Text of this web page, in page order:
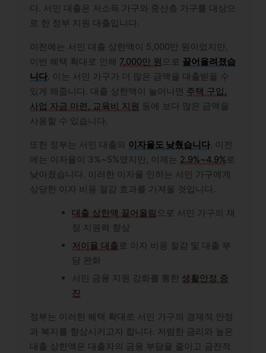
다. 서민 대출은 저소득 가구와 중산층 가구를 대상으
로 한 정부 지원 대출입니다.
이전에는 서민 대출 상한액이 5,000만 원이었지만,
이번 혜택 확대로 인해 7,000만 원 으로 끌어올려졌습
니다. 이는 서민 가구가 더 많은 금액을 대출받을 수
있게 해줍니다. 대출 상한액이 늘어나면 주택 구입,
사업 자금 마련, 교육비 지원 등에 보다 많은 금액을
사용할 수 있습니다.
또한 정부는 서민 대출의 이자율도 낮췄습니다. 이전
에는 이자율이 3%~5%였지만, 이제는 2.9%~4.9% 로
낮아졌습니다. 이러한 이자율 인하는 서민 가구에게
상당한 이자 비용 절감 효과를 가져올 것입니다.
대출 상한액 끌어올림 으로 서민 가구의 재
정 지원력 향상
저이율 대출 로 이자 비용 절감 및 대출 부
담 완화
서민 금융 지원 강화를 통한 생활안정 증
진
정부는 이러한 혜택 확대로 서민 가구의 경제적 안정
과 복지를 향상시키고자 합니다. 저렴한 금리와 높은
대출 상한액은 대출자의 금융 부담을 줄이고 금전적